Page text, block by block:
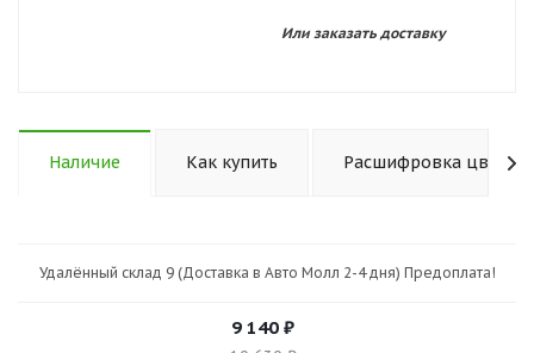
Или заказать доставку
Наличие Как купить Расшифровка цветов
Удалённый склад 9 (Доставка в Авто Молл 2-4 дня) Предоплата!
9 140 ₽